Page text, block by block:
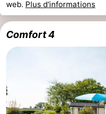
Méridionale
-
Leiden
Bollenstreek
Nature
Hollands
-
Katwijk
-
web. Plus d'informations
Comfort 4